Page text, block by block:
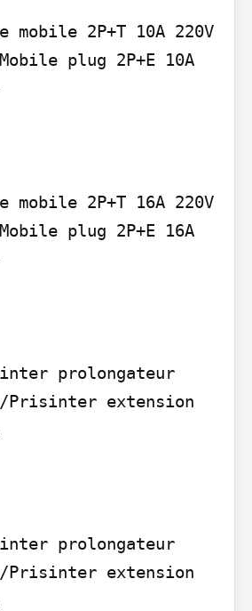
mobile 2P+T 10A 220V
plug 2P+E 10A
mobile 2P+T 16A 220V
plug 2P+E 16A
prolongateur
Prisinter extension
prolongateur
Prisinter extension